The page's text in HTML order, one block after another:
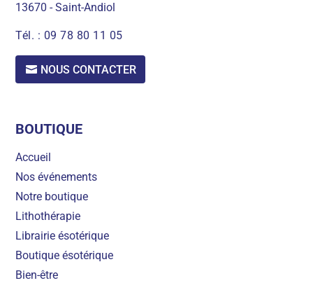
13670 - Saint-Andiol
Tél. : 09 78 80 11 05
NOUS CONTACTER
BOUTIQUE
Accueil
Nos événements
Notre boutique
Lithothérapie
Librairie ésotérique
Boutique ésotérique
Bien-être